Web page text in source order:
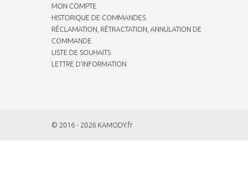
MON COMPTE
HISTORIQUE DE COMMANDES
RÉCLAMATION, RÉTRACTATION, ANNULATION DE
COMMANDE
LISTE DE SOUHAITS
LETTRE D’INFORMATION
© 2016 - 2026 KAMODY.fr